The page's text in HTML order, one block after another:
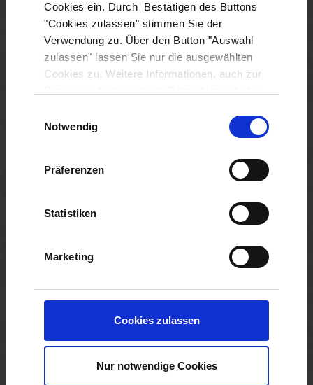
Cookies ein. Durch Bestätigen des Buttons
"Cookies zulassen" stimmen Sie der
Verwendung zu. Über den Button "Auswahl
zulassen" lassen Sie nur die ausgewählten
Cookies zu. Weitere Informationen, auch zur
unseremImpressum
Notwendig
Präferenzen
Statistiken
Marketing
Cookies zulassen
Nur notwendige Cookies
U-Form
Blockform
Ablauf und Verpflegung:
Besondere Wünsche: